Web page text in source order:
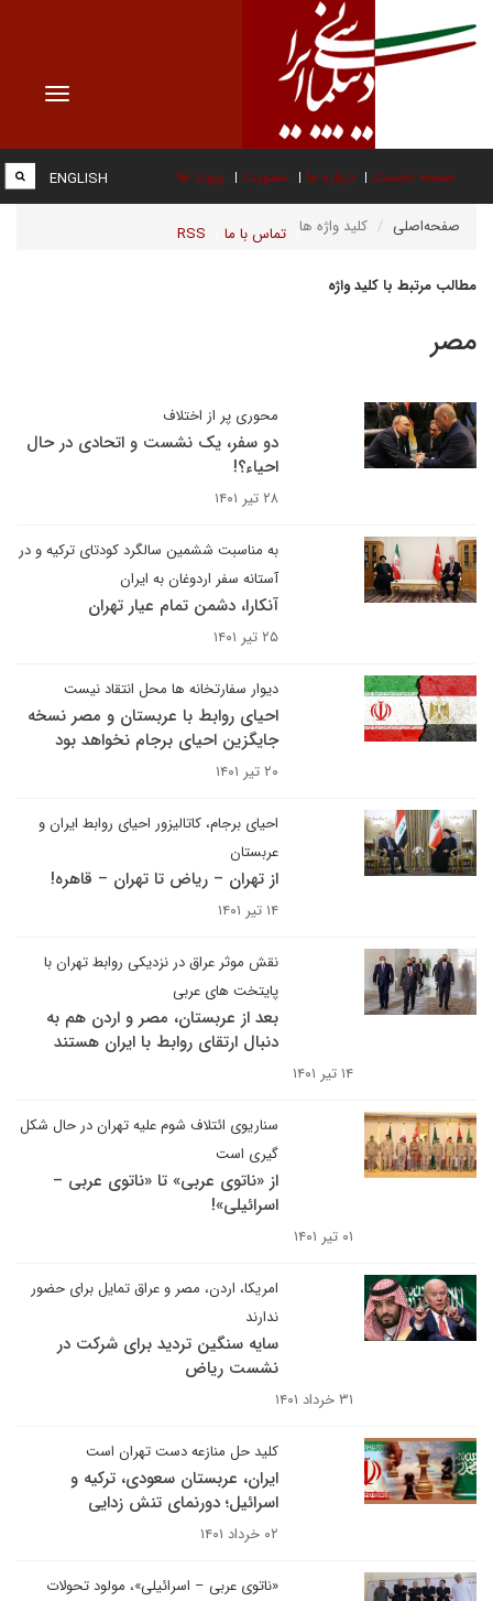
Toggle
صفحه نخست درباره ما عضویت پیوند ها
تماس با ما RSS
ENGLISH
صفحه‌اصلی کلید واژه ها
مطالب مرتبط با کلید واژه
مصر
محوری پر از اختلاف
دو سفر، یک نشست و اتحادی در حال
احیاء؟!
۲۸ تیر ۱۴۰۱
به مناسبت ششمین سالگرد کودتای ترکیه و در
آستانه سفر اردوغان به ایران
آنکارا، دشمن تمام عیار تهران
۲۵ تیر ۱۴۰۱
دیوار سفارتخانه ها محل انتقاد نیست
احیای روابط با عربستان و مصر نسخه
جایگزین احیای برجام نخواهد بود
۲۰ تیر ۱۴۰۱
احیای برجام، کاتالیزور احیای روابط ایران و
عربستان
از تهران – ریاض تا تهران – قاهره!
۱۴ تیر ۱۴۰۱
نقش موثر عراق در نزدیکی روابط تهران با
پایتخت های عربی
بعد از عربستان، مصر و اردن هم به
دنبال ارتقای روابط با ایران هستند
۱۴ تیر ۱۴۰۱
سناریوی ائتلاف شوم علیه تهران در حال شکل
گیری است
از «ناتوی عربی» تا «ناتوی عربی –
اسرائیلی»!
۰۱ تیر ۱۴۰۱
امریکا، اردن، مصر و عراق تمایل برای حضور
ندارند
سایه سنگین تردید برای شرکت در
نشست ریاض
۳۱ خرداد ۱۴۰۱
کلید حل منازعه دست تهران است
ایران، عربستان سعودی، ترکیه و
اسرائیل؛ دورنمای تنش زدایی
۰۲ خرداد ۱۴۰۱
«ناتوی عربی – اسرائیلی»، مولود تحولات